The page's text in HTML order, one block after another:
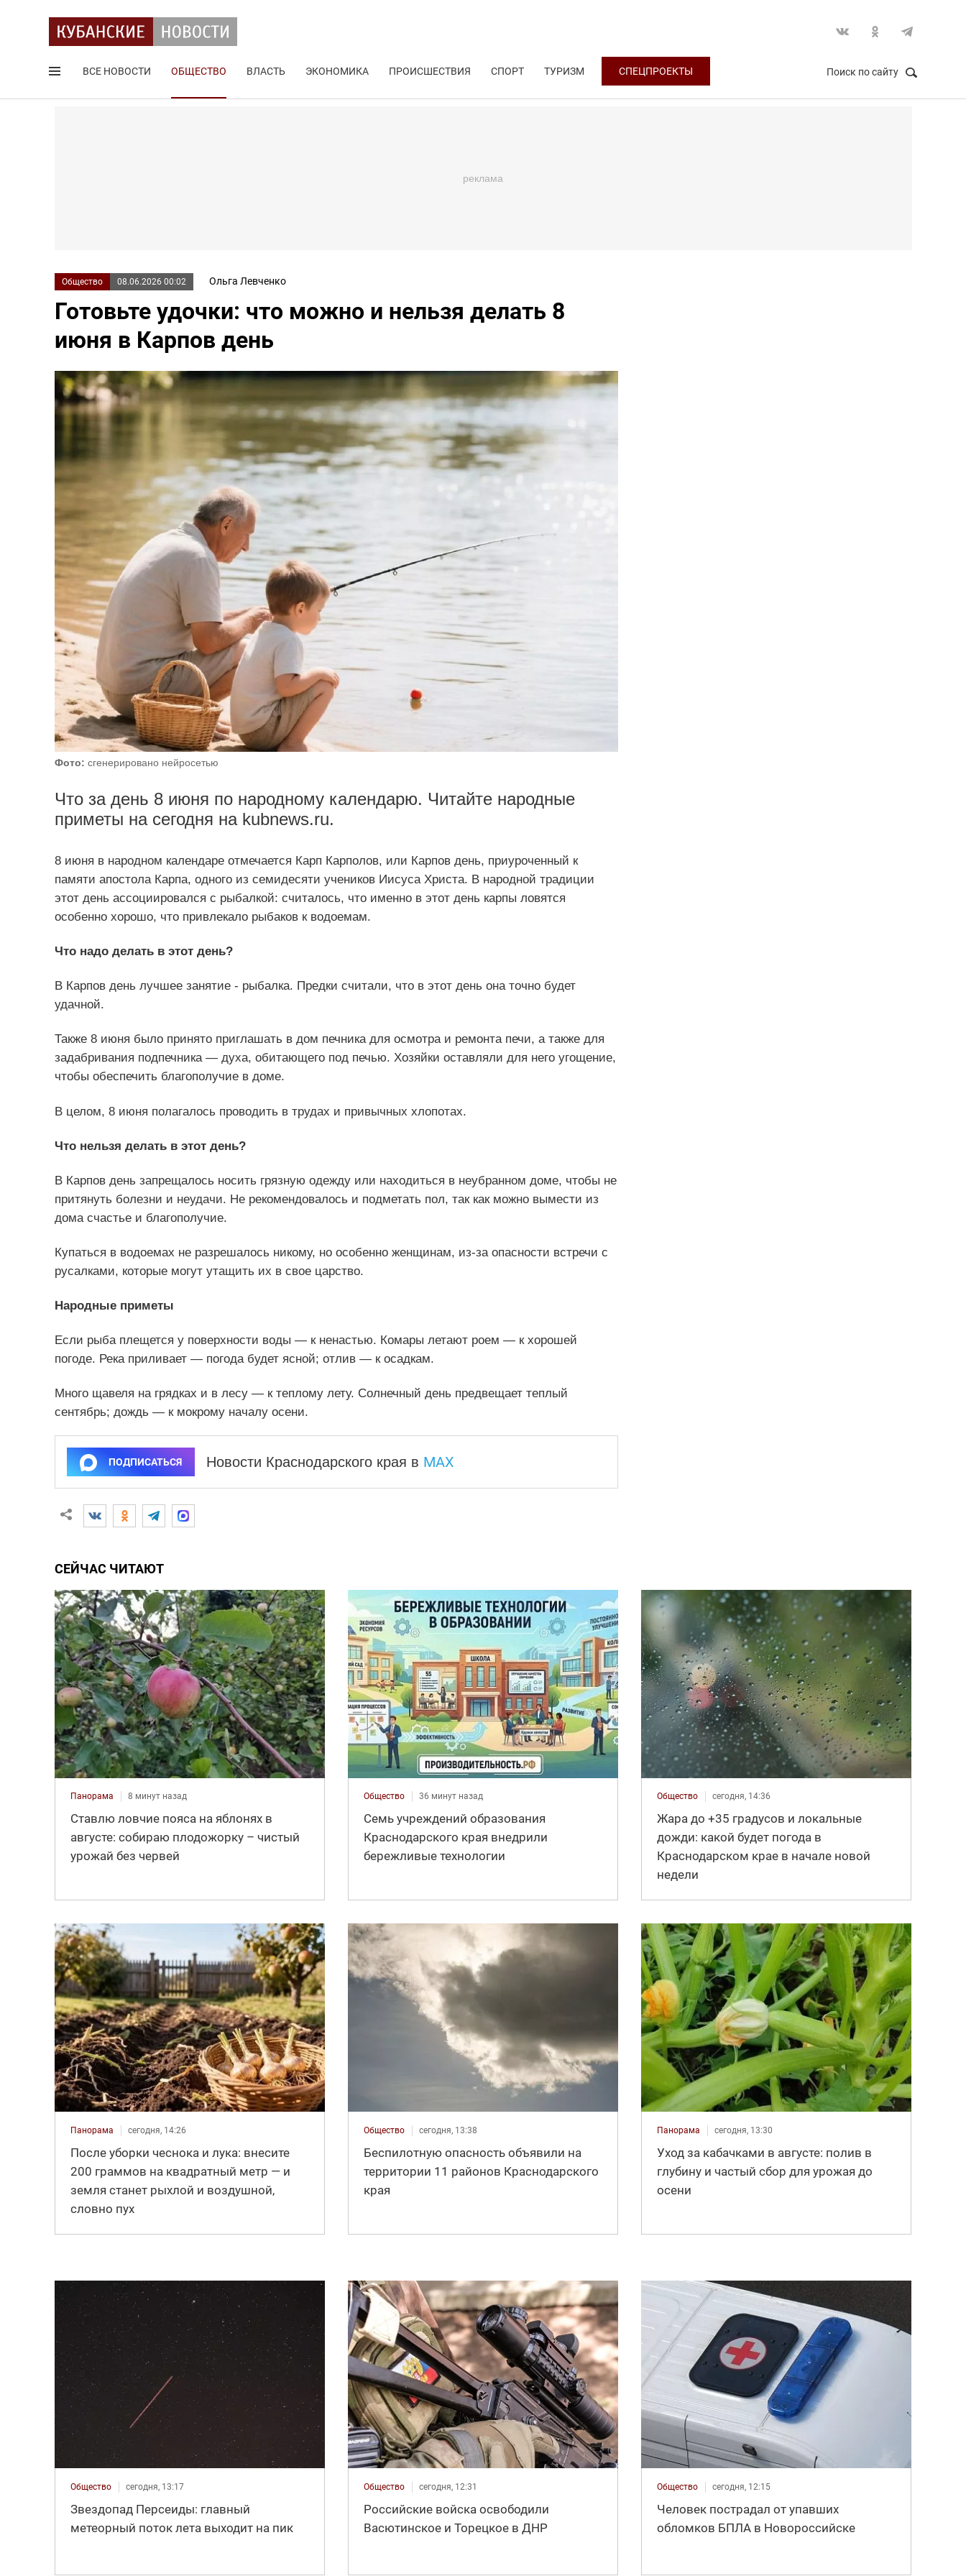
ВСЕ НОВОСТИ ОБЩЕСТВО ВЛАСТЬ ЭКОНОМИКА ПРОИСШЕСТВИЯ СПОРТ ТУРИЗМ СПЕЦПРОЕКТЫ Поиск по сайту
Общество 08.06.2026 00:02 Ольга Левченко
Готовьте удочки: что можно и нельзя делать 8
июня в Карпов день
Фото: сгенерировано нейросетью
Что за день 8 июня по народному календарю. Читайте народные
приметы на сегодня на kubnews.ru.
8 июня в народном календаре отмечается Карп Карполов, или Карпов день, приуроченный к
памяти апостола Карпа, одного из семидесяти учеников Иисуса Христа. В народной традиции
этот день ассоциировался с рыбалкой: считалось, что именно в этот день карпы ловятся
особенно хорошо, что привлекало рыбаков к водоемам.
Что надо делать в этот день?
В Карпов день лучшее занятие - рыбалка. Предки считали, что в этот день она точно будет
удачной.
Также 8 июня было принято приглашать в дом печника для осмотра и ремонта печи, а также для
задабривания подпечника — духа, обитающего под печью. Хозяйки оставляли для него угощение,
чтобы обеспечить благополучие в доме.
В целом, 8 июня полагалось проводить в трудах и привычных хлопотах.
Что нельзя делать в этот день?
В Карпов день запрещалось носить грязную одежду или находиться в неубранном доме, чтобы не
притянуть болезни и неудачи. Не рекомендовалось и подметать пол, так как можно вымести из
дома счастье и благополучие.
Купаться в водоемах не разрешалось никому, но особенно женщинам, из-за опасности встречи с
русалками, которые могут утащить их в свое царство.
Народные приметы
Если рыба плещется у поверхности воды — к ненастью. Комары летают роем — к хорошей
погоде. Река приливает — погода будет ясной; отлив — к осадкам.
Много щавеля на грядках и в лесу — к теплому лету. Солнечный день предвещает теплый
сентябрь; дождь — к мокрому началу осени.
ПОДПИСАТЬСЯ Новости Краснодарского края в MAX
СЕЙЧАС ЧИТАЮТ
Панорама 8 минут назад
Ставлю ловчие пояса на яблонях в
августе: собираю плодожорку – чистый
урожай без червей
Общество 36 минут назад
Семь учреждений образования
Краснодарского края внедрили
бережливые технологии
Общество сегодня, 14:36
Жара до +35 градусов и локальные
дожди: какой будет погода в
Краснодарском крае в начале новой
недели
Панорама сегодня, 14:26
После уборки чеснока и лука: внесите
200 граммов на квадратный метр — и
земля станет рыхлой и воздушной,
словно пух
Общество сегодня, 13:38
Беспилотную опасность объявили на
территории 11 районов Краснодарского
края
Панорама сегодня, 13:30
Уход за кабачками в августе: полив в
глубину и частый сбор для урожая до
осени
Общество сегодня, 13:17
Звездопад Персеиды: главный
метеорный поток лета выходит на пик
Общество сегодня, 12:31
Российские войска освободили
Васютинское и Торецкое в ДНР
Общество сегодня, 12:15
Человек пострадал от упавших
обломков БПЛА в Новороссийске